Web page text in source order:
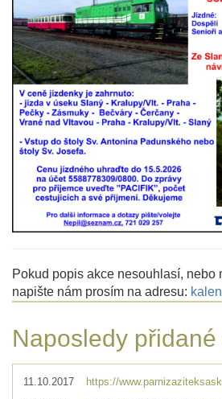
Pokud popis akce nesouhlasí, nebo
napište nám prosím na adresu:
Naposledy
11.10.2017 https://